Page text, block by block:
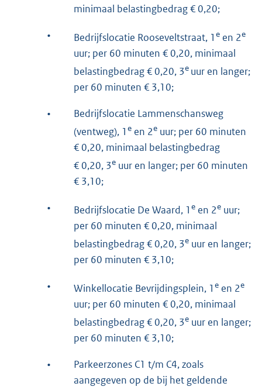
minimaal belastingbedrag € 0,20;
• Bedrijfslocatie Rooseveltstraat, 1 e en 2e
uur; per 60 minuten € 0,20, minimaal
belastingbedrag € 0,20, 3e uur en langer;
per 60 minuten € 3,10;
•
Bedrijfslocatie Lammenschansweg
(ventweg), 1 e en 2e uur; per 60 minuten
€ 0,20, minimaal belastingbedrag
€ 0,20, 3e uur en langer; per 60 minuten
€ 3,10;
• Bedrijfslocatie De Waard, 1 e en 2e uur;
per 60 minuten € 0,20, minimaal
belastingbedrag € 0,20, 3e uur en langer;
per 60 minuten € 3,10;
• Winkellocatie Bevrijdingsplein, 1 e en 2e
uur; per 60 minuten € 0,20, minimaal
belastingbedrag € 0,20, 3e uur en langer;
per 60 minuten € 3,10;
•
Parkeerzones C1 t/m C4, zoals
aangegeven op de bij het geldende